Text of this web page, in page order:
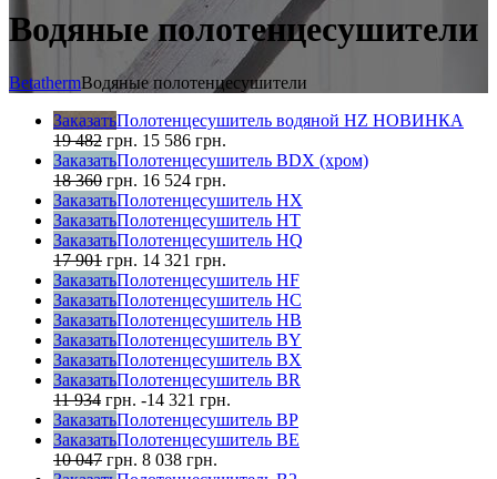
Водяные полотенцесушители
BetathermВодяные полотенцесушители
ЗаказатьПолотенцесушитель водяной HZ НОВИНКА
19 482 грн. 15 586 грн.
ЗаказатьПолотенцесушитель BDX (хром)
18 360 грн. 16 524 грн.
ЗаказатьПолотенцесушитель HX
ЗаказатьПолотенцесушитель HT
ЗаказатьПолотенцесушитель HQ
17 901 грн. 14 321 грн.
ЗаказатьПолотенцесушитель HF
ЗаказатьПолотенцесушитель HC
ЗаказатьПолотенцесушитель HB
ЗаказатьПолотенцесушитель BY
ЗаказатьПолотенцесушитель BX
ЗаказатьПолотенцесушитель BR
11 934 грн. -14 321 грн.
ЗаказатьПолотенцесушитель BP
ЗаказатьПолотенцесушитель BE
10 047 грн. 8 038 грн.